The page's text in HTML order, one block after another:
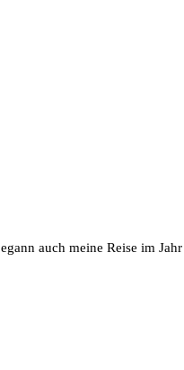
auch meine Reise im